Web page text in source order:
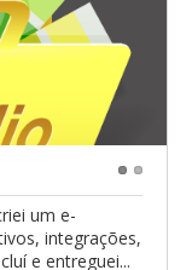
um e-
integrações,
e entreguei...